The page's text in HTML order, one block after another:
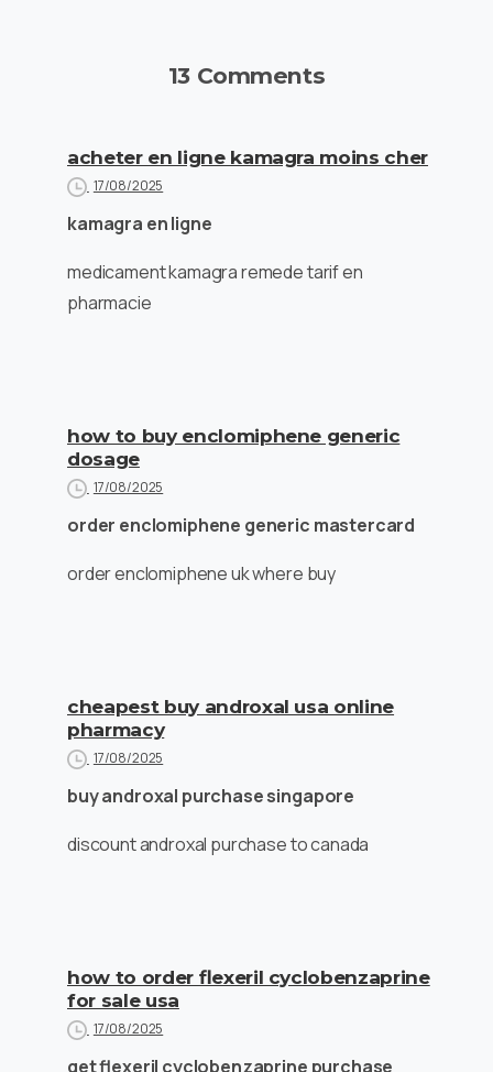
13 Comments
acheter en ligne kamagra moins cher
17/08/2025
kamagra en ligne
medicament kamagra remede tarif en
pharmacie
how to buy enclomiphene generic
dosage
17/08/2025
order enclomiphene generic mastercard
order enclomiphene uk where buy
cheapest buy androxal usa online
pharmacy
17/08/2025
buy androxal purchase singapore
discount androxal purchase to canada
how to order flexeril cyclobenzaprine
for sale usa
17/08/2025
get flexeril cyclobenzaprine purchase